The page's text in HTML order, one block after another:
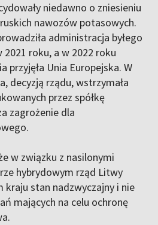
niedawno o zniesieniu
nawozów potasowych.
administracja byłego
roku, a w 2022 roku
przyjęła Unia Europejska. W
decyzją rządu, wstrzymała
przez spółkę
zagrożenie dla
w związku z nasilonymi
hybrydowym rząd Litwy
stan nadzwyczajny i nie
mających na celu ochronę